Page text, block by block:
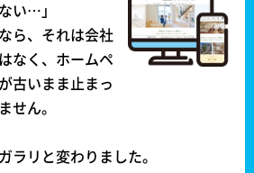
い…」
ら、それは会社
なく、ホームペ
古いまま止まっ
せん。
ラリと変わりました。